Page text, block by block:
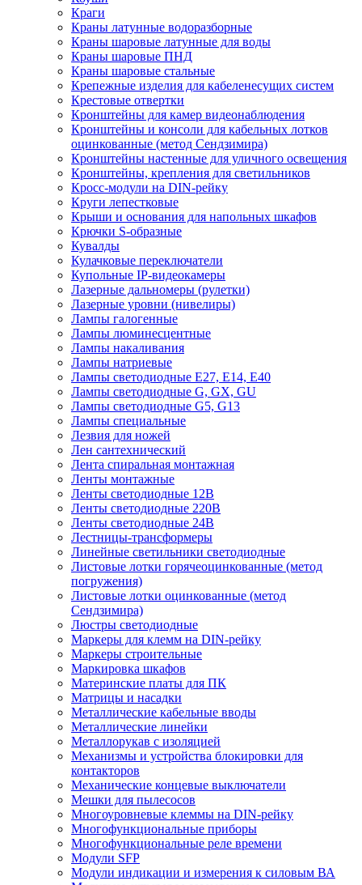
Краги
Краны латунные водоразборные
Краны шаровые латунные для воды
Краны шаровые ПНД
Краны шаровые стальные
Крепежные изделия для кабеленесущих систем
Крестовые отвертки
Кронштейны для камер видеонаблюдения
Кронштейны и консоли для кабельных лотков
оцинкованные (метод Сендзимира)
Кронштейны настенные для уличного освещения
Кронштейны, крепления для светильников
Кросс-модули на DIN-рейку
Круги лепестковые
Крыши и основания для напольных шкафов
Крючки S-образные
Кувалды
Кулачковые переключатели
Купольные IP-видеокамеры
Лазерные дальномеры (рулетки)
Лазерные уровни (нивелиры)
Лампы галогенные
Лампы люминесцентные
Лампы накаливания
Лампы натриевые
Лампы светодиодные E27, E14, E40
Лампы светодиодные G, GX, GU
Лампы светодиодные G5, G13
Лампы специальные
Лезвия для ножей
Лен сантехнический
Лента спиральная монтажная
Ленты монтажные
Ленты светодиодные 12В
Ленты светодиодные 220В
Ленты светодиодные 24В
Лестницы-трансформеры
Линейные светильники светодиодные
Листовые лотки горячеоцинкованные (метод
погружения)
Листовые лотки оцинкованные (метод
Сендзимира)
Люстры светодиодные
Маркеры для клемм на DIN-рейку
Маркеры строительные
Маркировка шкафов
Материнские платы для ПК
Матрицы и насадки
Металлические кабельные вводы
Металлические линейки
Металлорукав с изоляцией
Механизмы и устройства блокировки для
контакторов
Механические концевые выключатели
Мешки для пылесосов
Многоуровневые клеммы на DIN-рейку
Многофункциональные приборы
Многофункциональные реле времени
Модули SFP
Модули индикации и измерения к силовым ВА